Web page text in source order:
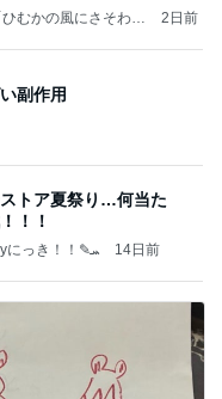
むかの風にさそわれ
2日前
副作用
トア夏祭り…何当た
！！
高校生Dヲタ Ꭰ-ᎮꭵꭹꭴのDisneyにっき！！✎ܚ 14日前